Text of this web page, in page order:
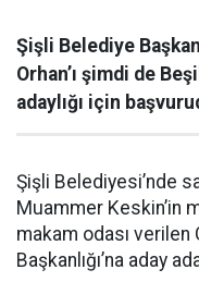
Şişli Belediye
Orhan’ı şimdi de
adaylığı için
Şişli Belediyesi’nde
Muammer Keskin’in
makam odası verilen
Başkanlığı’na aday